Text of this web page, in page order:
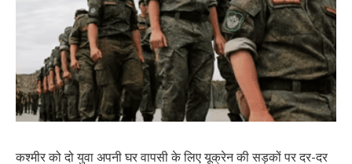
कश्मीर को दो युवा अपनी घर वापसी के लिए यूक्रेन की सड़कों पर दर-दर